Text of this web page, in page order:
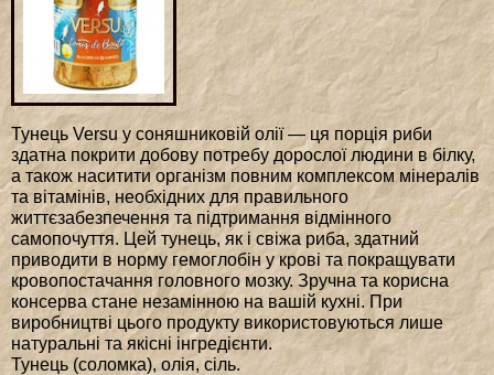
Тунець Versu у соняшниковій олії — ця порція риби
здатна покрити добову потребу дорослої людини в білку,
а також наситити організм повним комплексом мінералів
та вітамінів, необхідних для правильного
життєзабезпечення та підтримання відмінного
самопочуття. Цей тунець, як і свіжа риба, здатний
приводити в норму гемоглобін у крові та покращувати
кровопостачання головного мозку. Зручна та корисна
консерва стане незамінною на вашій кухні. При
виробництві цього продукту використовуються лише
натуральні та якісні інгредієнти.
Тунець (соломка), олія, сіль.